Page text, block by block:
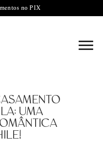
no PIX
UMA